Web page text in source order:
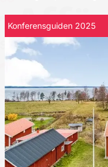
Konferensguiden 2025